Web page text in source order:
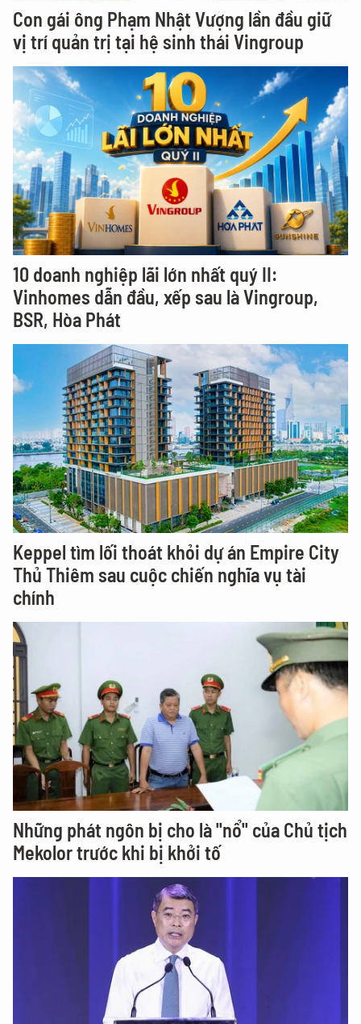
Con gái ông Phạm Nhật Vượng lần đầu giữ
vị trí quản trị tại hệ sinh thái Vingroup
10 doanh nghiệp lãi lớn nhất quý II:
Vinhomes dẫn đầu, xếp sau là Vingroup,
BSR, Hòa Phát
Keppel tìm lối thoát khỏi dự án Empire City
Thủ Thiêm sau cuộc chiến nghĩa vụ tài
chính
Những phát ngôn bị cho là "nổ" của Chủ tịch
Mekolor trước khi bị khởi tố